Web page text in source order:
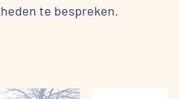
te bespreken.